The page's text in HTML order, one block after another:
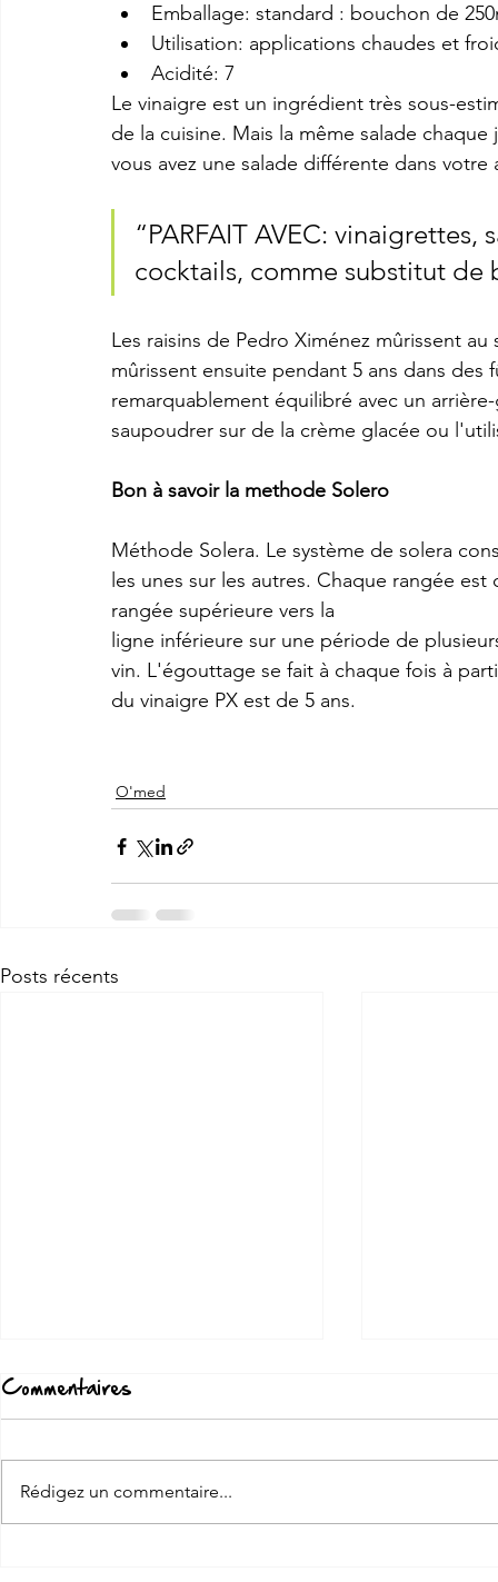
Emballage: standard : bouchon de
Utilisation: applications chaudes et
Acidité: 7
Le vinaigre est un ingrédient très sous-
de la cuisine. Mais la même salade
vous avez une salade différente dans votre
“PARFAIT AVEC:
cocktails, comme substitut de
Les raisins de Pedro Ximénez mûrissent
mûrissent ensuite pendant 5 ans dans
remarquablement équilibré avec un
saupoudrer sur de la crème glacée ou
Bon à savoir la methode Solero
Méthode Solera. Le système de solera
les unes sur les autres. Chaque rangée
rangée supérieure vers la
ligne inférieure sur une période de
vin. L'égouttage se fait à chaque fois à
du vinaigre PX est de 5 ans.
O'med
Posts récents
O'med Arbequina
Commentaires
Rédigez un commentaire...